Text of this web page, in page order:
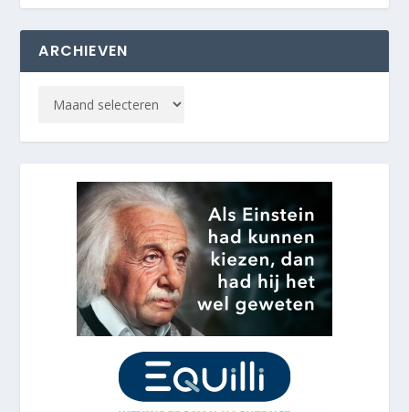
ARCHIEVEN